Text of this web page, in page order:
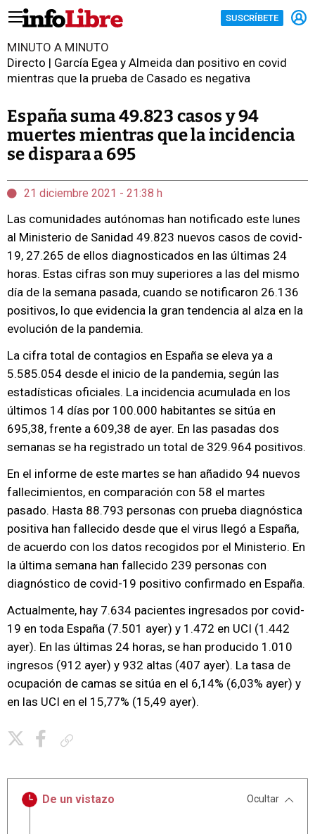
SUSCRÍBETE
MINUTO A MINUTO
Directo | García Egea y Almeida dan positivo en covid
mientras que la prueba de Casado es negativa
España suma 49.823 casos y 94
muertes mientras que la incidencia
se dispara a 695
21 diciembre 2021 - 21:38 h
Las comunidades autónomas han notificado este lunes
al Ministerio de Sanidad 49.823 nuevos casos de covid-
19, 27.265 de ellos diagnosticados en las últimas 24
horas. Estas cifras son muy superiores a las del mismo
día de la semana pasada, cuando se notificaron 26.136
positivos, lo que evidencia la gran tendencia al alza en la
evolución de la pandemia.
La cifra total de contagios en España se eleva ya a
5.585.054 desde el inicio de la pandemia, según las
estadísticas oficiales. La incidencia acumulada en los
últimos 14 días por 100.000 habitantes se sitúa en
695,38, frente a 609,38 de ayer. En las pasadas dos
semanas se ha registrado un total de 329.964 positivos.
En el informe de este martes se han añadido 94 nuevos
fallecimientos, en comparación con 58 el martes
pasado. Hasta 88.793 personas con prueba diagnóstica
positiva han fallecido desde que el virus llegó a España,
de acuerdo con los datos recogidos por el Ministerio. En
la última semana han fallecido 239 personas con
diagnóstico de covid-19 positivo confirmado en España.
Actualmente, hay 7.634 pacientes ingresados por covid-
19 en toda España (7.501 ayer) y 1.472 en UCI (1.442
ayer). En las últimas 24 horas, se han producido 1.010
ingresos (912 ayer) y 932 altas (407 ayer). La tasa de
ocupación de camas se sitúa en el 6,14% (6,03% ayer) y
en las UCI en el 15,77% (15,49 ayer).
De un vistazo Ocultar